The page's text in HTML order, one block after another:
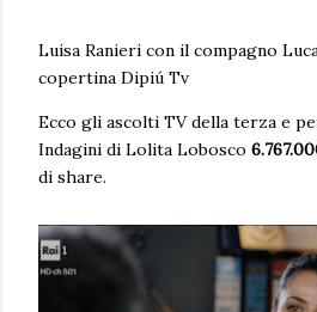
Luisa Ranieri con il compagno
copertina Dipiú Tv
Ecco gli ascolti TV della terza e
Indagini di Lolita Lobosco
di share.